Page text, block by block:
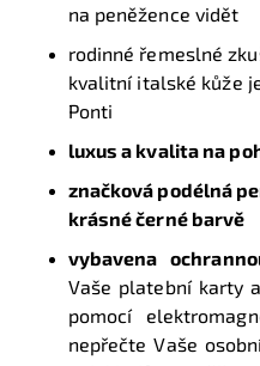
na peněžence vidět
rodinné řemeslné
kvalitní italské kůže
Ponti
luxus a kvalita na
značková podélná
krásné černé barvě
vybavena
Vaše platební karty
pomocí
nepřečte Vaše